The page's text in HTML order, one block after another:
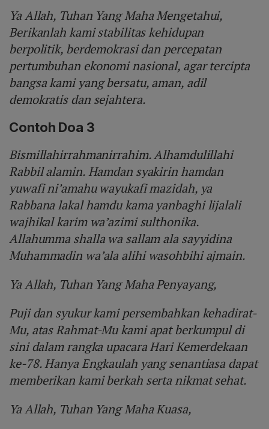
Ya Allah, Tuhan Yang Maha Mengetahui,
Berikanlah kami stabilitas kehidupan
berpolitik, berdemokrasi dan percepatan
pertumbuhan ekonomi nasional, agar tercipta
bangsa kami yang bersatu, aman, adil
demokratis dan sejahtera.
Contoh Doa 3
Bismillahirrahmanirrahim. Alhamdulillahi
Rabbil alamin. Hamdan syakirin hamdan
yuwafi ni’amahu wayukafi mazidah, ya
Rabbana lakal hamdu kama yanbaghi lijalali
wajhikal karim wa’azimi sulthonika.
Allahumma shalla wa sallam ala sayyidina
Muhammadin wa’ala alihi wasohbihi ajmain.
Ya Allah, Tuhan Yang Maha Penyayang,
Puji dan syukur kami persembahkan kehadirat-
Mu, atas Rahmat-Mu kami apat berkumpul di
sini dalam rangka upacara Hari Kemerdekaan
ke-78. Hanya Engkaulah yang senantiasa dapat
memberikan kami berkah serta nikmat sehat.
Ya Allah, Tuhan Yang Maha Kuasa,